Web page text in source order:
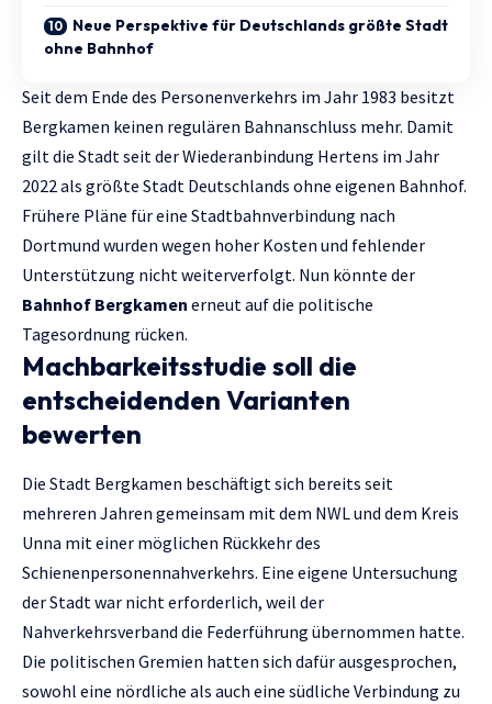
Neue Perspektive für Deutschlands größte Stadt
ohne Bahnhof
Seit dem Ende des Personenverkehrs im Jahr 1983 besitzt
Bergkamen keinen regulären Bahnanschluss mehr. Damit
gilt die Stadt seit der Wiederanbindung Hertens im Jahr
2022 als größte Stadt Deutschlands ohne eigenen Bahnhof.
Frühere Pläne für eine Stadtbahnverbindung nach
Dortmund wurden wegen hoher Kosten und fehlender
Unterstützung nicht weiterverfolgt. Nun könnte der
Bahnhof Bergkamen erneut auf die politische
Tagesordnung rücken.
Machbarkeitsstudie soll die
entscheidenden Varianten
bewerten
Die Stadt Bergkamen beschäftigt sich bereits seit
mehreren Jahren gemeinsam mit dem NWL und dem Kreis
Unna mit einer möglichen Rückkehr des
Schienenpersonennahverkehrs. Eine eigene Untersuchung
der Stadt war nicht erforderlich, weil der
Nahverkehrsverband die Federführung übernommen hatte.
Die politischen Gremien hatten sich dafür ausgesprochen,
sowohl eine nördliche als auch eine südliche Verbindung zu